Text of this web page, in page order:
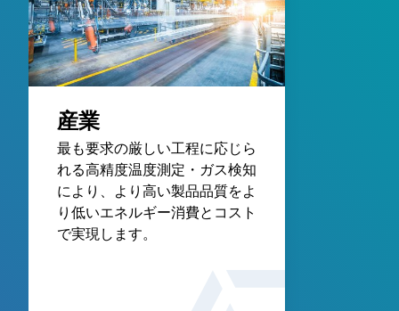
産業
最も要求の厳しい工程に応じら
れる高精度温度測定・ガス検知
により、より高い製品品質をよ
り低いエネルギー消費とコスト
で実現します。